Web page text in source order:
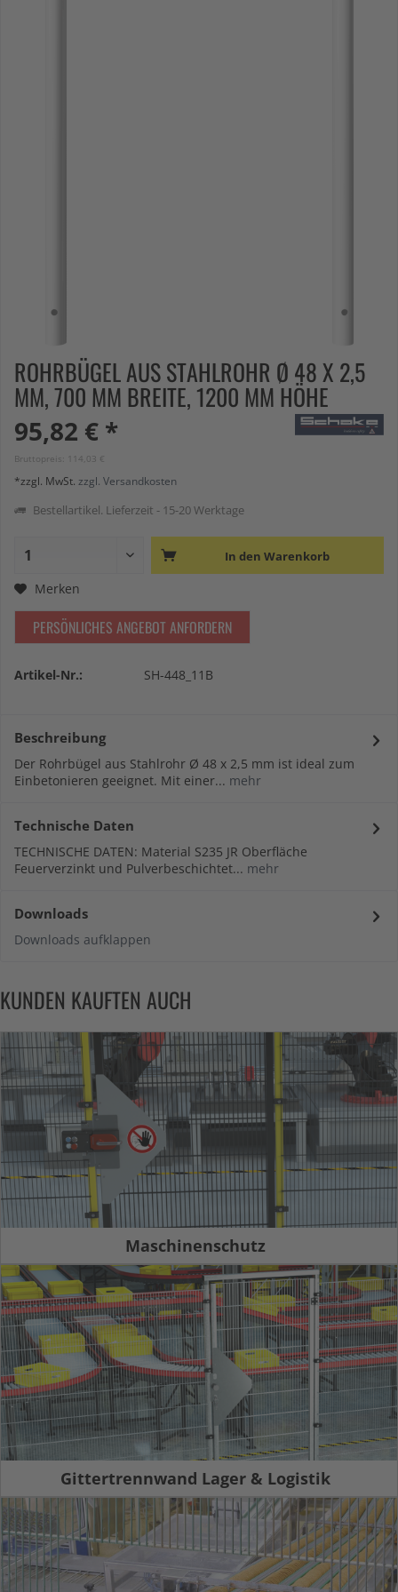
ROHRBÜGEL AUS STAHLROHR Ø 48 X 2,5
MM, 700 MM BREITE, 1200 MM HÖHE
95,82 € *
Bruttopreis: 114,03 €
*zzgl. MwSt. zzgl. Versandkosten
Bestellartikel. Lieferzeit - 15-20 Werktage
In den Warenkorb
Merken
PERSÖNLICHES ANGEBOT ANFORDERN
Artikel-Nr.: SH-448_11B
Beschreibung
Der Rohrbügel aus Stahlrohr Ø 48 x 2,5 mm ist ideal zum
Einbetonieren geeignet. Mit einer... mehr
Technische Daten
TECHNISCHE DATEN: Material S235 JR Oberfläche
Feuerverzinkt und Pulverbeschichtet... mehr
Downloads
Downloads aufklappen
KUNDEN KAUFTEN AUCH
Maschinenschutz
Gittertrennwand Lager & Logistik